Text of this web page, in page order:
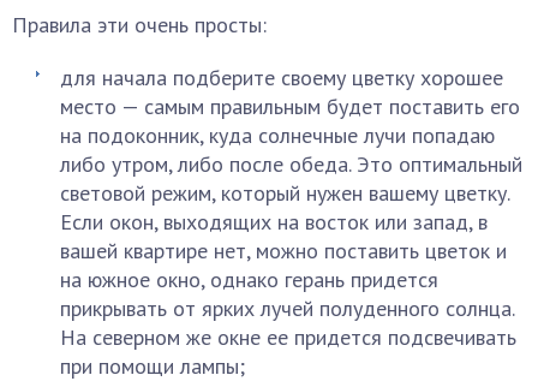
Правила эти очень просты:
для начала подберите своему цветку хорошее
место — самым правильным будет поставить его
на подоконник, куда солнечные лучи попадаю
либо утром, либо после обеда. Это оптимальный
световой режим, который нужен вашему цветку.
Если окон, выходящих на восток или запад, в
вашей квартире нет, можно поставить цветок и
на южное окно, однако герань придется
прикрывать от ярких лучей полуденного солнца.
На северном же окне ее придется подсвечивать
при помощи лампы;